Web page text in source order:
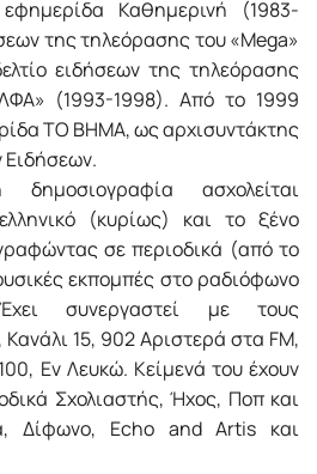
Καθημερινή (1983-
της τηλεόρασης του «Mega»
ειδήσεων της τηλεόρασης
(1993-1998). Από το 1999
ΤΟ ΒΗΜΑ, ως αρχισυντάκτης
ασχολείται
(κυρίως) και το ξένο
σε περιοδικά (από το
εκπομπές στο ραδιόφωνο
συνεργαστεί με τους
15, 902 Αριστερά στα FM,
Εν Λευκώ. Κείμενά του έχουν
Σχολιαστής, Ήχος, Ποπ και
Δίφωνο, Echo and Artis και